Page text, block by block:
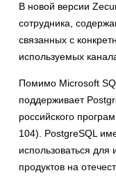
В новой версии
сотрудника,
связанных с
используемых
Помимо Microsoft
поддерживает
российского
104). PostgreSQL
использоваться
продуктов на